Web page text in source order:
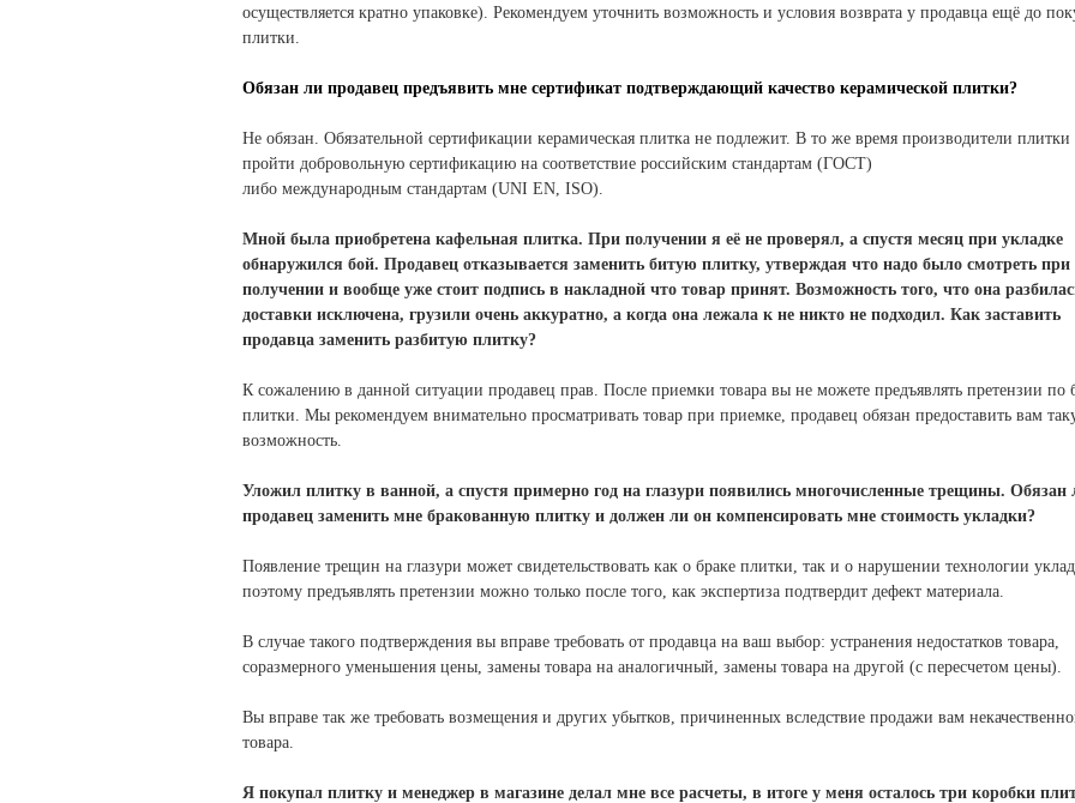
осуществляется кратно упаковке). Рекомендуем уточнить возможность и условия возврата у продавца ещё до
плитки.
Обязан ли продавец предъявить мне сертификат подтверждающий качество керамической плитки?
Не обязан. Обязательной сертификации керамическая плитка не подлежит. В то же время производители плитки
пройти добровольную сертификацию на соответствие российским стандартам (ГОСТ)
либо международным стандартам (UNI EN, ISO).
Мной была приобретена кафельная плитка. При получении я её не проверял, а спустя месяц при укладке
обнаружился бой. Продавец отказывается заменить битую плитку, утверждая что надо было смотреть при
получении и вообще уже стоит подпись в накладной что товар принят. Возможность того, что она
доставки исключена, грузили очень аккуратно, а когда она лежала к не никто не подходил. Как заставить
продавца заменить разбитую плитку?
К сожалению в данной ситуации продавец прав. После приемки товара вы не можете предъявлять претензии по
плитки. Мы рекомендуем внимательно просматривать товар при приемке, продавец обязан предоставить вам
возможность.
Уложил плитку в ванной, а спустя примерно год на глазури появились многочисленные трещины. Обязан
продавец заменить мне бракованную плитку и должен ли он компенсировать мне стоимость укладки?
Появление трещин на глазури может свидетельствовать как о браке плитки, так и о нарушении технологии
поэтому предъявлять претензии можно только после того, как экспертиза подтвердит дефект материала.
В случае такого подтверждения вы вправе требовать от продавца на ваш выбор: устранения недостатков товара,
соразмерного уменьшения цены, замены товара на аналогичный, замены товара на другой (с пересчетом цены).
Вы вправе так же требовать возмещения и других убытков, причиненных вследствие продажи вам
товара.
Я покупал плитку и менеджер в магазине делал мне все расчеты, в итоге у меня осталось три коробки